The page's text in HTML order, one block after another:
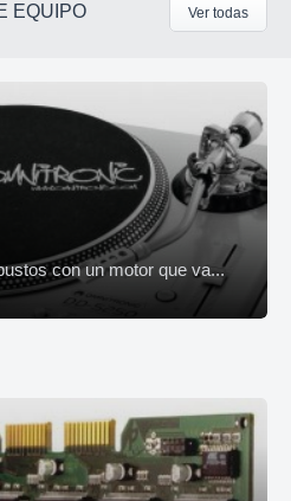
EQUIPO Ver todas
con un motor que va...